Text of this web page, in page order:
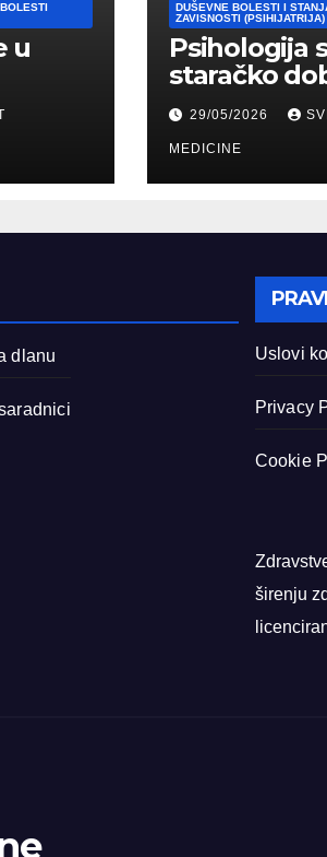
u
DUŠEVNE BOLESTI I
ZAVISNOSTI (PSIHIJATRIJA)
Psihologija
staračko
psihičke
tipovi
29/05/2026
MEDICINE
dlanu Uslovi
Privacy
Cookie
širenju